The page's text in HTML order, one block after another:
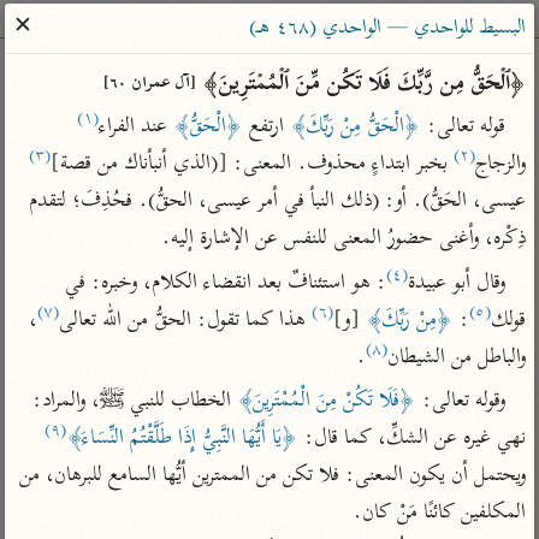
ساهم معنا في نشر القرآن والعلم الشرعي
الباحث القرآني
بحث تفسير علوم مصاحف معاجم
Type 2 or more characters for results.
Type 1 or more
characters for results.
أمّهات
تفسير الطبري
تفسير ابن كثير
تفسير القرطبي
تفسير البغوي
عامّة
فتح البيان للقنوجي
فتح القدير للشوكاني
تفسير ابن جزي
معاصرة
الميسر
المختصر في
التفسير
تفسير السعدي
أيسر التفاسير
البسيط للواحدي — الواحدي (٤٦٨ هـ)
✕
﴿ٱلۡحَقُّ مِن رَّبِّكَ فَلَا تَكُن مِّنَ ٱلۡمُمۡتَرِینَ﴾ [آل عمران ٦٠]
قوله تعالى: ﴿الْحَقُّ مِنْ رَبِّكَ﴾ ارتفع ﴿الْحَقُّ﴾ عند الفراء(١)
والزجاج(٢) بخبر ابتداءٍ محذوف. المعنى: [(الذي أنبأناك من قصة](٣)
ذِكْره، وأغنى حضورُ المعنى للنفس عن الإشارة إليه.
وقال أبو عبيدة(٤)
قولك(٥) : ﴿مِنْ رَبِّكَ﴾ [و](٦) هذا كما تقول: الحقُّ من الله تعالى(٧)
والباطل من الشيطان(٨) .
وقوله تعالى: ﴿فَلَا تَكُنْ مِنَ الْمُمْتَرِينَ﴾
نهي غيره عن الشكِّ، كما قال: ﴿يَا أَيُّهَا النَّبِيُّ إِذَا طَلَّقْتُمُ النِّسَاءَ﴾(٩)
المكلفين كائنًا مَنْ كان.